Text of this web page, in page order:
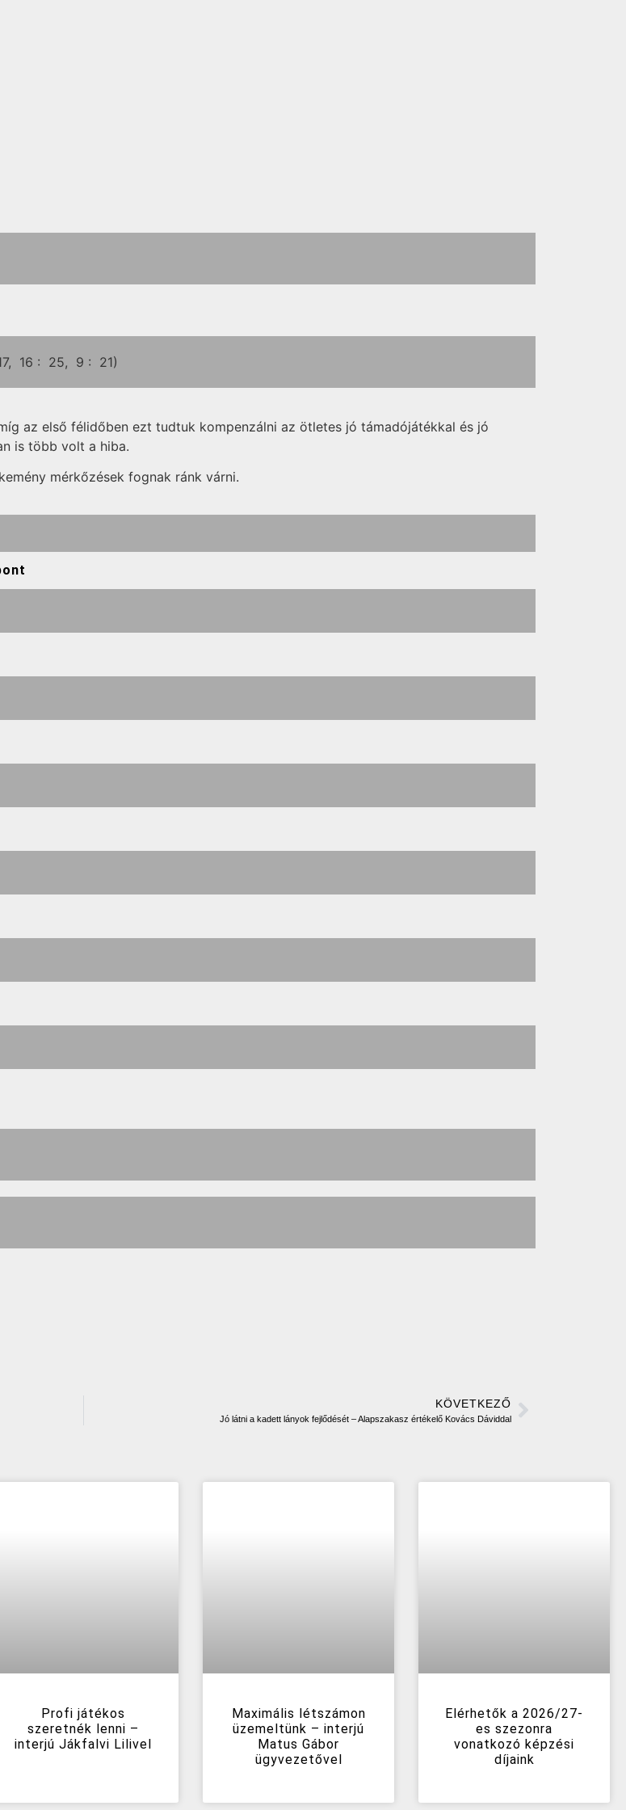
16 : 25, 9 : 21)
az első félidőben ezt tudtuk kompenzálni az ötletes jó támadójátékkal és jó
is több volt a hiba.
mérkőzések fognak ránk várni.
KÖVETKEZŐ
Jó látni a kadett lányok fejlődését – Alapszakasz értékelő Kovács Dáviddal
Profi játékos
szeretnék lenni –
interjú Jákfalvi Lilivel
Maximális létszámon
üzemeltünk – interjú
Matus Gábor
ügyvezetővel
Elérhetők a 2026/27-
es szezonra
vonatkozó képzési
díjaink